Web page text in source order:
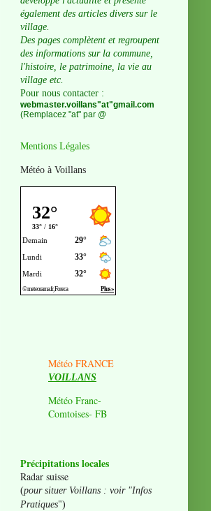
également des articles divers sur le
village.
Des pages complètent et regroupent
des informations sur la commune,
l'histoire, le patrimoine, la vie au
village etc.
Pour nous contacter :
webmaster.voillans"at"gmail.com
(Remplacez "at" par @
Mentions Légales
Météo à Voillans
Météo FRANCE
VOILLANS
Météo Franc-
Comtoises- FB
Précipitations locales
Radar suisse
(pour situer Voillans : voir "Infos
Pratiques")